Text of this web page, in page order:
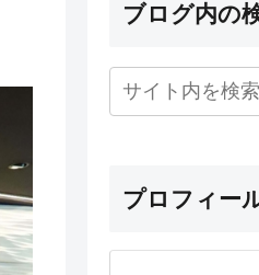
ブログ内の
プロフィー